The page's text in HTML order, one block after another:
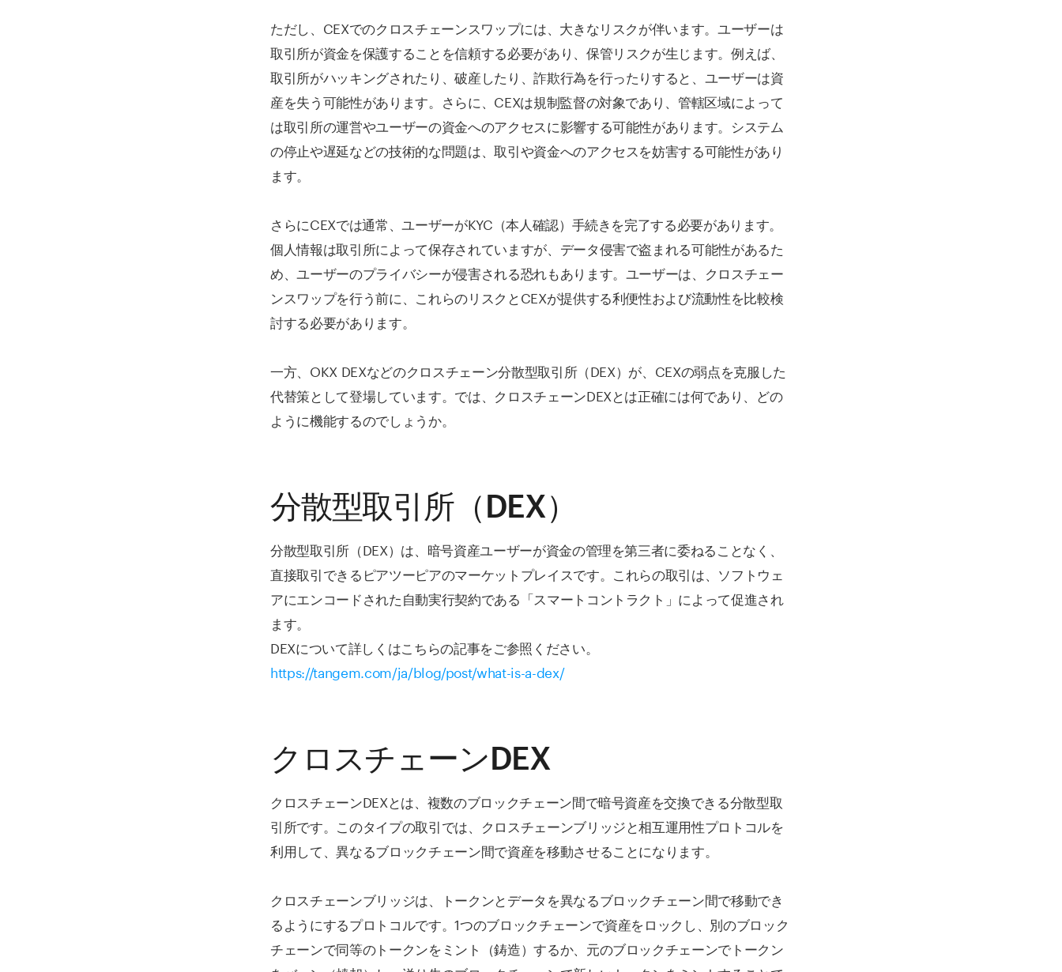
ただし、CEXでのクロスチェーンスワップには、大きなリスクが伴います。ユーザーは
取引所が資金を保護することを信頼する必要があり、保管リスクが生じます。例えば、
取引所がハッキングされたり、破産したり、詐欺行為を行ったりすると、ユーザーは資
産を失う可能性があります。さらに、CEXは規制監督の対象であり、管轄区域によって
は取引所の運営やユーザーの資金へのアクセスに影響する可能性があります。システム
の停止や遅延などの技術的な問題は、取引や資金へのアクセスを妨害する可能性があり
ます。
さらにCEXでは通常、ユーザーがKYC（本人確認）手続きを完了する必要があります。
個人情報は取引所によって保存されていますが、データ侵害で盗まれる可能性があるた
め、ユーザーのプライバシーが侵害される恐れもあります。ユーザーは、クロスチェー
ンスワップを行う前に、これらのリスクとCEXが提供する利便性および流動性を比較検
討する必要があります。
一方、OKX DEXなどのクロスチェーン分散型取引所（DEX）が、CEXの弱点を克服した
代替策として登場しています。では、クロスチェーンDEXとは正確には何であり、どの
ように機能するのでしょうか。
分散型取引所（DEX）
分散型取引所（DEX）は、暗号資産ユーザーが資金の管理を第三者に委ねることなく、
直接取引できるピアツーピアのマーケットプレイスです。これらの取引は、ソフトウェ
アにエンコードされた自動実行契約である「スマートコントラクト」によって促進され
ます。
DEXについて詳しくはこちらの記事をご参照ください。
https://tangem.com/ja/blog/post/what-is-a-dex/
クロスチェーンDEX
クロスチェーンDEXとは、複数のブロックチェーン間で暗号資産を交換できる分散型取
引所です。このタイプの取引では、クロスチェーンブリッジと相互運用性プロトコルを
利用して、異なるブロックチェーン間で資産を移動させることになります。
クロスチェーンブリッジは、トークンとデータを異なるブロックチェーン間で移動でき
るようにするプロトコルです。1つのブロックチェーンで資産をロックし、別のブロック
チェーンで同等のトークンをミント（鋳造）するか、元のブロックチェーンでトークン